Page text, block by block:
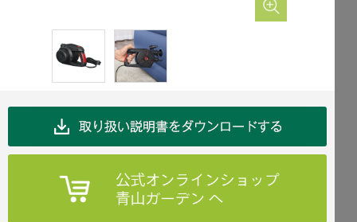
メールでお問合せ
0120-51-4128